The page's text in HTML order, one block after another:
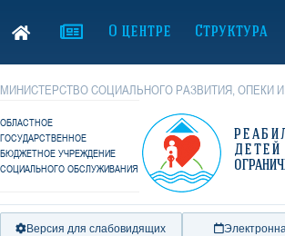
О центре Структура
МИНИСТЕРСТВО СОЦИАЛЬНОГО РАЗВИТИЯ, ОПЕКИ
ОБЛАСТНОЕ
ГОСУДАРСТВЕННОЕ
БЮДЖЕТНОЕ УЧРЕЖДЕНИЕ
СОЦИАЛЬНОГО ОБСЛУЖИВАНИЯ
Версия для слабовидящих